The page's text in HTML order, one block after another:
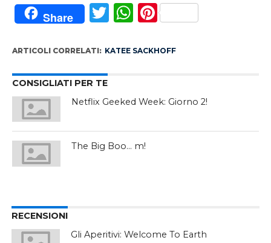
Share Twitter
WhatsApp
Pinterest
ARTICOLI CORRELATI: KATEE SACKHOFF
CONSIGLIATI PER TE
Netflix Geeked Week: Giorno 2!
The Big Boo… m!
RECENSIONI
Gli Aperitivi: Welcome To Earth